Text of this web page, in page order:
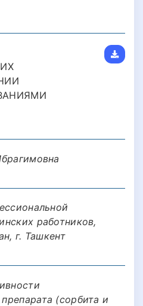
работников,
г. Ташкент
(сорбита и